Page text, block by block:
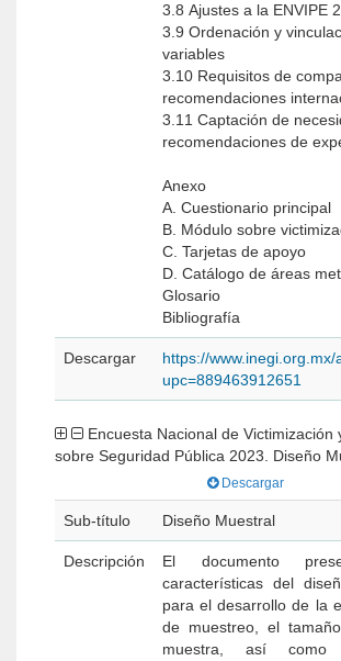
3.8 Ajustes a la ENVIPE
3.9 Ordenación y
variables
3.10 Requisitos de
recomendaciones
3.11 Captación de
recomendaciones de
Anexo
A. Cuestionario principal
B. Módulo sobre
C. Tarjetas de apoyo
D. Catálogo de áreas
Glosario
Bibliografía
Descargar
https://
upc=889463912651
sobre Seguridad Pública 2023. Diseño
Descargar
Sub-título Diseño Muestral
Descripción
El documento
características del
para el desarrollo de la
de muestreo, el
muestra, así